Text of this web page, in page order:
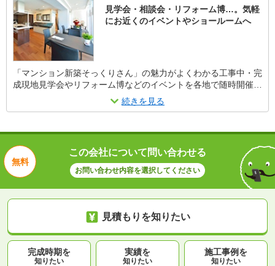
見学会・相談会・リフォーム博…。気軽
にお近くのイベントやショールームへ
「マンション新築そっくりさん」の魅力がよくわかる工事中・完
成現地見学会やリフォーム博などのイベントを各地で随時開催
中。見学会では普段見ることのできない施工の実例を目で見て確
認できます。イベントでは工事の流れや住宅設備などを展示。マ
ご相談をお受けします。具体的な開催予定は「新築そっくりさ
続きを見る
無料
この会社について問い合わせる
お問い合わせ内容を選択してください
見積もりを知りたい
完成時期を
知りたい
実績を
知りたい
施工事例を
知りたい